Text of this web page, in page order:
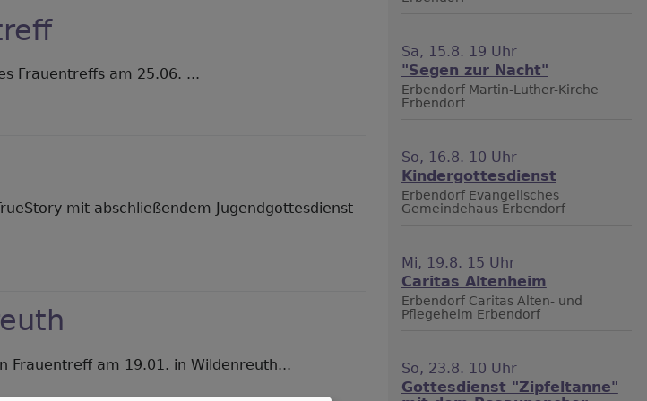
Frauentreffs am 25.06. ...
mit abschließendem Jugendgottesdienst
Frauentreff am 19.01. in Wildenreuth...
Sa, 15.8. 19 Uhr
"Segen zur Nacht"
Erbendorf Martin-Luther-Kirche
Erbendorf
So, 16.8. 10 Uhr
Kindergottesdienst
Erbendorf Evangelisches
Gemeindehaus Erbendorf
Mi, 19.8. 15 Uhr
Caritas Altenheim
Erbendorf Caritas Alten- und
Pflegeheim Erbendorf
So, 23.8. 10 Uhr
Gottesdienst "Zipfeltanne"